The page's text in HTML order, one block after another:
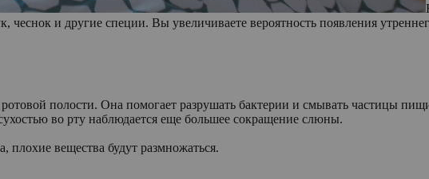
и другие специи. Вы увеличиваете вероятность появления
полости. Она помогает разрушать бактерии и смывать частицы
во рту наблюдается еще большее сокращение слюны.
вещества будут размножаться.